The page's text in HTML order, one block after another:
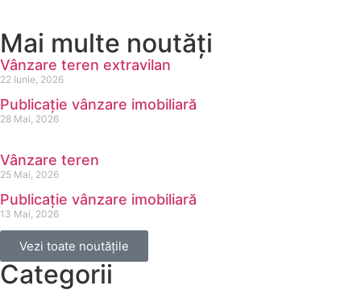
Mai multe noutăți
Vânzare teren extravilan
22 Iunie, 2026
Publicație vânzare imobiliară
28 Mai, 2026
Vânzare teren
25 Mai, 2026
Publicație vânzare imobiliară
13 Mai, 2026
Vezi toate noutățile
Categorii